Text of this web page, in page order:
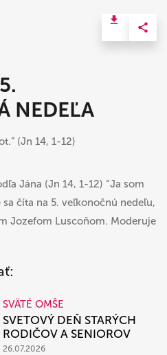
NEDEĽA
(Jn 14, 1-12)
Jána (Jn 14, 1-12) “Ja som
číta na 5. veľkonočnú nedeľu,
Jozefom Luscoňom. Moderuje
SVÄTÉ OMŠE
SVETOVÝ DEŇ STARÝCH
RODIČOV A SENIOROV
26.07.2026